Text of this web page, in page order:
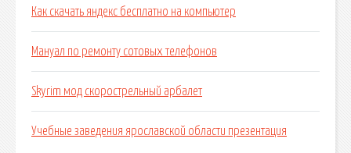
Как скачать яндекс бесплатно на компьютер
Мануал по ремонту сотовых телефонов
Skyrim мод скорострельный арбалет
Учебные заведения ярославской области презентация